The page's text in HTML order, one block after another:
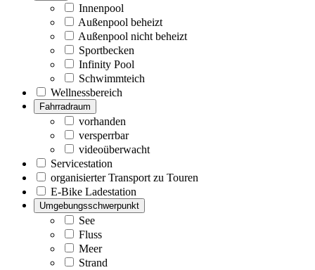
Innenpool
Außenpool beheizt
Außenpool nicht beheizt
Sportbecken
Infinity Pool
Schwimmteich
Wellnessbereich
Fahrradraum
vorhanden
versperrbar
videoüberwacht
Servicestation
organisierter Transport zu Touren
E-Bike Ladestation
Umgebungsschwerpunkt
See
Fluss
Meer
Strand